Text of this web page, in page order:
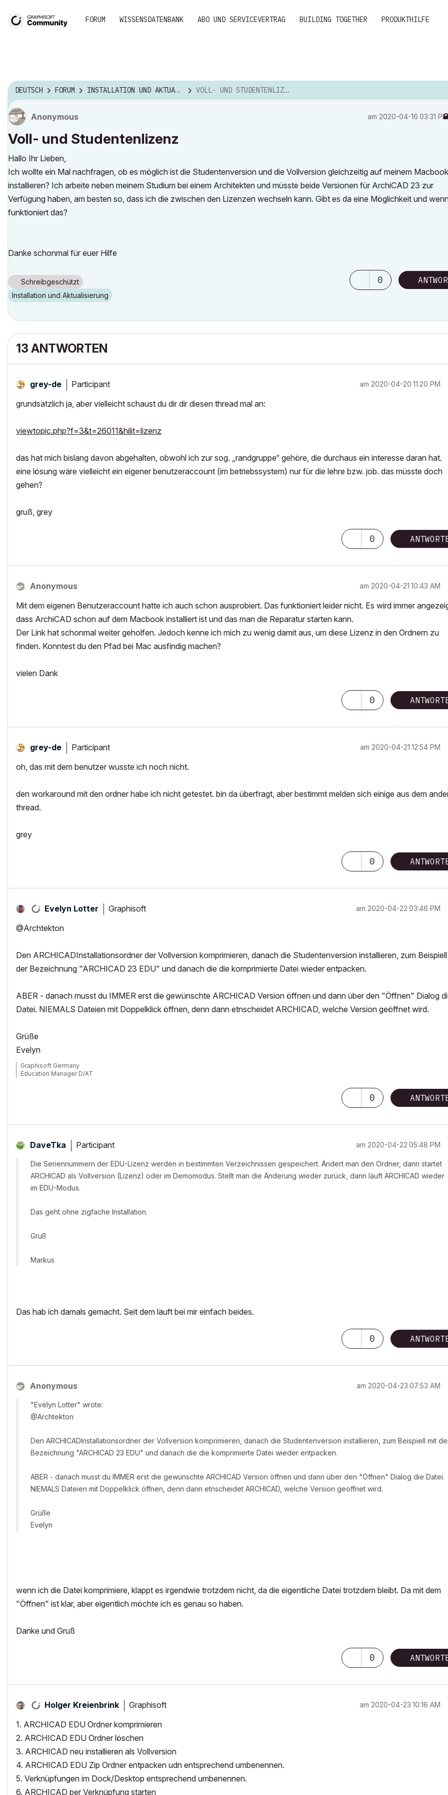
FORUM WISSENSDATENBANK ABO UND SERVICEVERTRAG BUILDING TOGETHER PRODUKTHILFE
DEUTSCH FORUM INSTALLATION UND AKTUALISIERUNG VOLL- UND STUDENTENLIZENZ
Anonymous am ‎2020-04-16 03:31 PM
Voll- und Studentenlizenz
Hallo Ihr Lieben,
Ich wollte ein Mal nachfragen, ob es möglich ist die Studentenversion und die Vollversion gleichzeitig auf meinem
installieren? Ich arbeite neben meinem Studium bei einem Architekten und müsste beide Versionen für ArchiCAD 23 zur
Verfügung haben, am besten so, dass ich die zwischen den Lizenzen wechseln kann. Gibt es da eine Möglichkeit und
funktioniert das?
Danke schonmal für euer Hilfe
Schreibgeschützt
Installation und Aktualisierung
0
13 ANTWORTEN
grey-de Participant am ‎2020-04-20 11:20 PM
grundsätzlich ja, aber vielleicht schaust du dir dir diesen thread mal an:
viewtopic.php?f=3&t=26011&hilit=lizenz
das hat mich bislang davon abgehalten, obwohl ich zur sog. „randgruppe“ gehöre, die durchaus ein interesse daran hat.
eine lösung wäre vielleicht ein eigener benutzeraccount (im betriebssystem) nur für die lehre bzw. job. das müsste doch
gehen?
gruß, grey
0
Anonymous am ‎2020-04-21 10:43 AM
Mit dem eigenen Benutzeraccount hatte ich auch schon ausprobiert. Das funktioniert leider nicht. Es wird immer
dass ArchiCAD schon auf dem Macbook installiert ist und das man die Reparatur starten kann.
Der Link hat schonmal weiter geholfen. Jedoch kenne ich mich zu wenig damit aus, um diese Lizenz in den Ordnern zu
finden. Konntest du den Pfad bei Mac ausfindig machen?
vielen Dank
0
grey-de Participant am ‎2020-04-21 12:54 PM
oh, das mit dem benutzer wusste ich noch nicht.
den workaround mit den ordner habe ich nicht getestet. bin da überfragt, aber bestimmt melden sich einige aus dem
thread.
grey
0
Evelyn Lotter Graphisoft am ‎2020-04-22 03:46 PM
@Archtekton
Den ARCHICADInstallationsordner der Vollversion komprimieren, danach die Studentenversion installieren, zum
der Bezeichnung "ARCHICAD 23 EDU" und danach die die komprimierte Datei wieder entpacken.
ABER - danach musst du IMMER erst die gewünschte ARCHICAD Version öffnen und dann über den "Öffnen" Dialog
Datei. NIEMALS Dateien mit Doppelklick öffnen, denn dann etnscheidet ARCHICAD, welche Version geöffnet wird.
Grüße
Evelyn
Graphisoft Germany
Education Manager D/AT
0
DaveTka Participant am ‎2020-04-22 05:48 PM
Die Seriennummern der EDU-Lizenz werden in bestimmten Verzeichnissen gespeichert. Ändert man den Ordner, dann startet
ARCHICAD als Vollversion (Lizenz) oder im Demomodus. Stellt man die Änderung wieder zurück, dann läuft ARCHICAD wieder
im EDU-Modus.
Das geht ohne zigfache Installation.
Gruß
Markus
Das hab ich damals gemacht. Seit dem läuft bei mir einfach beides.
0
Anonymous am ‎2020-04-23 07:53 AM
"Evelyn Lotter" wrote:
@Archtekton
Den ARCHICADInstallationsordner der Vollversion komprimieren, danach die Studentenversion installieren, zum Beispiell mit
Bezeichnung "ARCHICAD 23 EDU" und danach die die komprimierte Datei wieder entpacken.
ABER - danach musst du IMMER erst die gewünschte ARCHICAD Version öffnen und dann über den "Öffnen" Dialog die Datei.
NIEMALS Dateien mit Doppelklick öffnen, denn dann etnscheidet ARCHICAD, welche Version geöffnet wird.
Grüße
Evelyn
wenn ich die Datei komprimiere, klappt es irgendwie trotzdem nicht, da die eigentliche Datei trotzdem bleibt. Da mit dem
"Öffnen" ist klar, aber eigentlich möchte ich es genau so haben.
Danke und Gruß
0
Holger Kreienbrink Graphisoft am ‎2020-04-23 10:16 AM
1. ARCHICAD EDU Ordner komprimieren
2. ARCHICAD EDU Ordner löschen
3. ARCHICAD neu installieren als Vollversion
4. ARCHICAD EDU Zip Ordner entpacken udn entsprechend umbenennen.
5. Verknüpfungen im Dock/Desktop entsprechend umbenennen.
6. ARCHICAD per Verknüpfung starten